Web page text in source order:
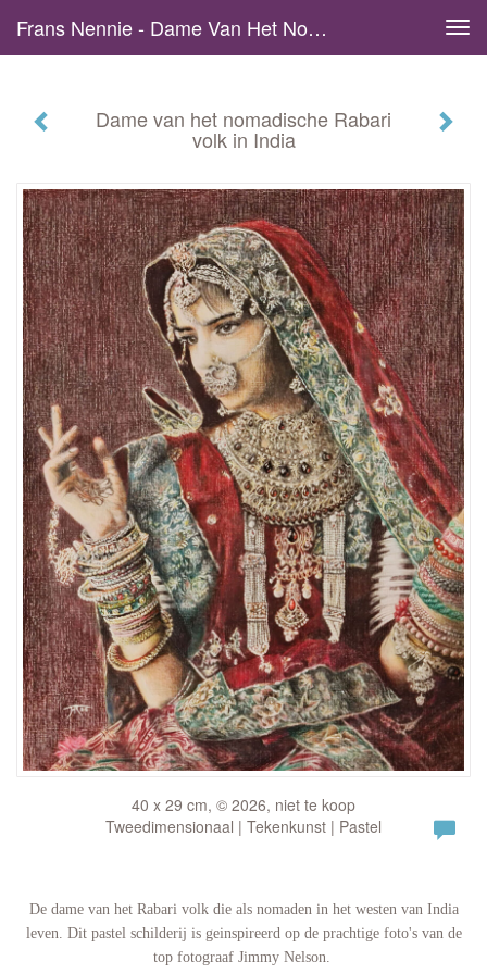
Frans Nennie - Dame Van Het Nomadische Rabari Volk In India
Dame van het nomadische Rabari
volk in India
40 x 29 cm, © 2026, niet te koop
Tweedimensionaal | Tekenkunst | Pastel
De dame van het Rabari volk die als nomaden in het westen van India
leven. Dit pastel schilderij is geinspireerd op de prachtige foto's van de
top fotograaf Jimmy Nelson.